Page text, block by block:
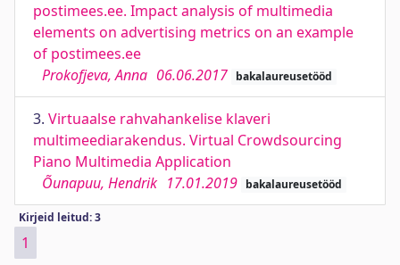
postimees.ee. Impact analysis of multimedia
elements on advertising metrics on an example
of postimees.ee
Prokofjeva, Anna 06.06.2017 bakalaureusetööd
3. Virtuaalse rahvahankelise klaveri
multimeediarakendus. Virtual Crowdsourcing
Piano Multimedia Application
Õunapuu, Hendrik 17.01.2019 bakalaureusetööd
Kirjeid leitud: 3
1